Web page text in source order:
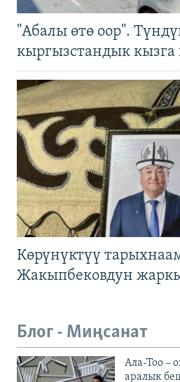
"Абалы өтө оор".
кыргызстандык кызга
Көрүнүктүү
Жакыпбековдун
Блог - Миңсанат
Ала-Тоо –
аралык